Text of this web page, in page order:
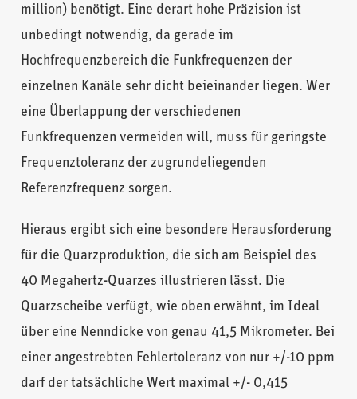
million) benötigt. Eine derart hohe Präzision ist
unbedingt notwendig, da gerade im
Hochfrequenzbereich die Funkfrequenzen der
einzelnen Kanäle sehr dicht beieinander liegen. Wer
eine Überlappung der verschiedenen
Funkfrequenzen vermeiden will, muss für geringste
Frequenztoleranz der zugrundeliegenden
Referenzfrequenz sorgen.
Hieraus ergibt sich eine besondere Herausforderung
für die Quarzproduktion, die sich am Beispiel des
40 Megahertz-Quarzes illustrieren lässt. Die
Quarzscheibe verfügt, wie oben erwähnt, im Ideal
über eine Nenndicke von genau 41,5 Mikrometer. Bei
einer angestrebten Fehlertoleranz von nur +/-10 ppm
darf der tatsächliche Wert maximal +/- 0,415